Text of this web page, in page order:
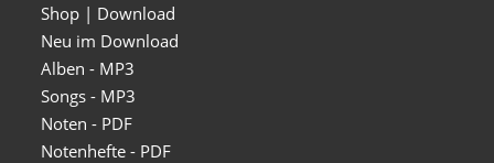
Shop | Download
Neu im Download
Alben - MP3
Songs - MP3
Noten - PDF
Notenhefte - PDF